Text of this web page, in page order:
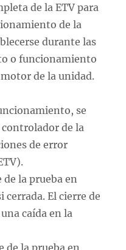
de la ETV para
de la
durante las
o funcionamiento
de la unidad.
se
de la
de error
la prueba en
cerrada. El cierre de
caída en la
de la prueba en